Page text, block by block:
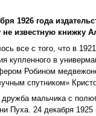
1926 года
не известную книжку
все с того, что в
купленного в
Робином
спутником»
дружба мальчика с
Пуха. 24 декабря